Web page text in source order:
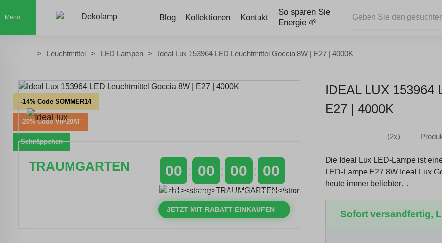
Menu Blog Kollektionen Kontakt
So sparen Sie
Energie 🌱
Leuchtmittel LED Lampen Ideal Lux 153964 LED Leuchtmittel Goccia 8W | E27 | 4000K
IDEAL LUX 153964
E27 | 4000K
-14% Code SOMMER14
-20% Code VIP20AT
Schnäppchen
TRAUMGARTEN 00
TAGE
00
STUNDEN
00
MINUTEN
00
SEKUNDEN
JETZT MIT RABATT EINKAUFEN
(2x)
Die Ideal Lux LED-Lampe ist
LED-Lampe E27 8W Ideal Lux
heute immer beliebter…
Sofort versandfertig,